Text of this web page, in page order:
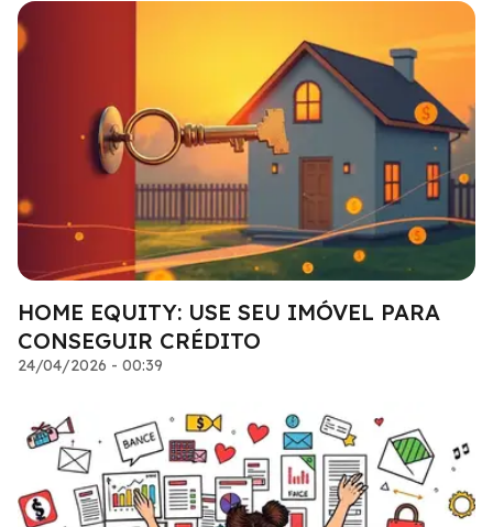
HOME EQUITY: USE SEU IMÓVEL PARA
CONSEGUIR CRÉDITO
24/04/2026 - 00:39